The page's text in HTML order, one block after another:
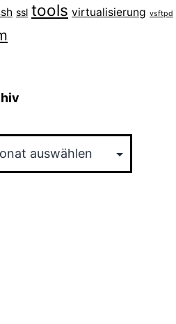
ssl tools virtualisierung vsftpd